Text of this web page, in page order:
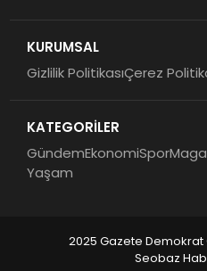
KURUMSAL
Gizlilik PolitikasıÇerez
KATEGORİLER
GündemEkonomiSpor
Yaşam
2025 Gazete Demokrat
Seobaz